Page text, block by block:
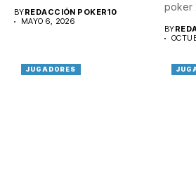
BYREDACCIÓN POKER10
MAYO 6, 2026
poker
BY
JUGADORES